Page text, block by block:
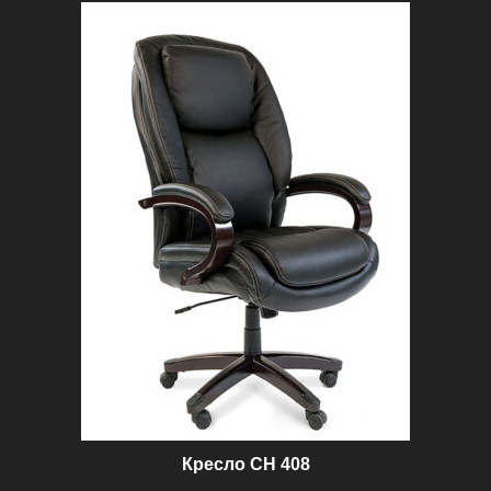
Кресло CH 408